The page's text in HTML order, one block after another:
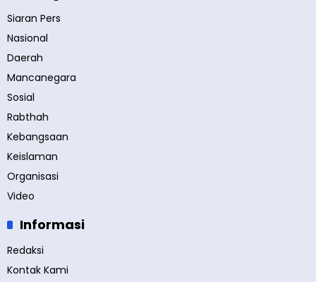
Siaran Pers
Nasional
Daerah
Mancanegara
Sosial
Rabthah
Kebangsaan
Keislaman
Organisasi
Video
Informasi
Redaksi
Kontak Kami